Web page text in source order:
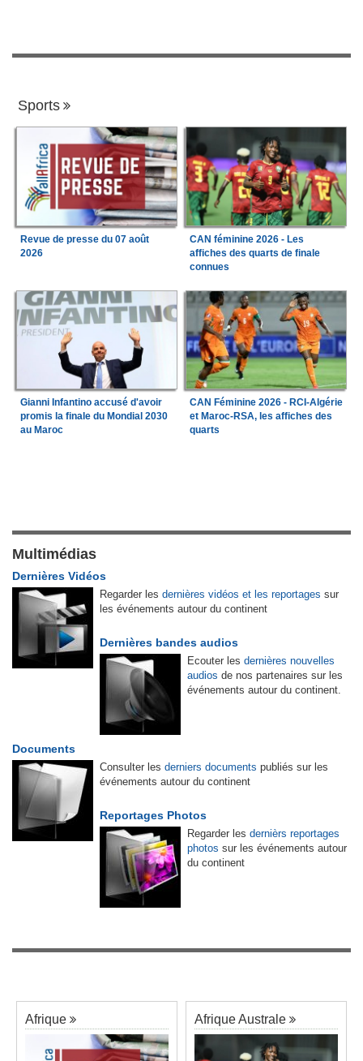
Sports
Revue de presse du 07 août
2026
CAN féminine 2026 - Les
affiches des quarts de finale
connues
Gianni Infantino accusé d'avoir
promis la finale du Mondial 2030
au Maroc
CAN Féminine 2026 - RCI-Algérie
et Maroc-RSA, les affiches des
quarts
Multimédias
Dernières Vidéos
Regarder les dernières vidéos et les reportages sur
les événements autour du continent
Dernières bandes audios
Ecouter les dernières nouvelles
audios de nos partenaires sur les
événements autour du continent.
Documents
Consulter les derniers documents publiés sur les
événements autour du continent
Reportages Photos
Regarder les dernièrs reportages
photos sur les événements autour
du continent
Afrique Afrique Australe